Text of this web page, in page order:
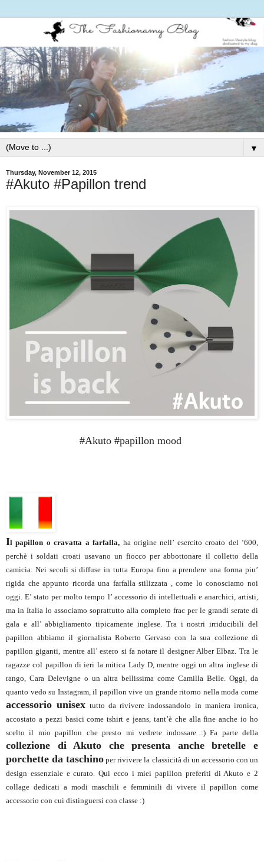
▼
Thursday, November 12, 2015
#Akuto #Papillon trend
#Akuto #papillon mood
Il papillon o cravatta a farfalla, ha origine nell’ esercito croato del ‘600,
perchè i soldati croati usavano un fiocco per abbottonare il colletto della
camicia. Nei secoli si diffuse in tutta Europa fino a prendere una forma piu’
rigida che appunto ricorda una farfalla stilizzata , come lo conosciamo noi
oggi. E’ stato per molto tempo l’ accessorio di intellettuali e anarchici, artisti,
ma in Italia lo associamo soprattutto alla completo frac per le grandi serate di
gala e all’ abbigliamento tipicamente inglese. Tra i nostri irriducibili del
papillon abbiamo il giornalista Roberto Gervaso con la sua collezione di
papillon giganti, mentre all’ estero si fa notare il designer Alber Elbaz. Tra le
ragazze col papillon di ieri la mitica Lady D, mentre oggi un altra inglese di
rango, Cara Delevigne o un altra bellissima come Camilla Belle. Oggi, da
quanto vedo su Instagram, il papillon vive un grande ritorno nella moda come
accessorio unisex tutto da rivivere indossandolo in maniera ironica,
accostato a pezzi basici come tshirt e jeans, tant’è che alla fine anche io ho
scelto il mio papillon che presto mi vedrete indossare :) Fa parte della
collezione di Akuto che presenta anche bretelle e
porchette da taschino per rivivere la classicità di un accessorio con un
design essenziale e curato. Qui ecco i miei papillon preferiti di Akuto e 2
collage dedicati a modi maschili e femminili di vivere il papillon come
accessorio con cui distinguersi con classe :)